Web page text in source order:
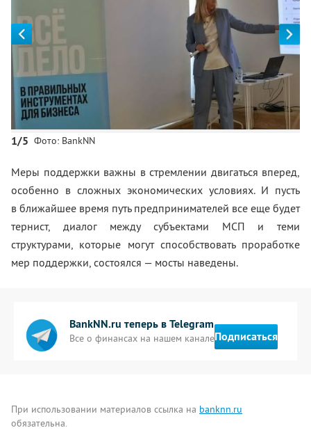
1/5 Фото: BankNN
Меры поддержки важны в стремлении двигаться вперед,
особенно в сложных экономических условиях. И пусть
в ближайшее время путь предпринимателей все еще будет
тернист, диалог между субъектами МСП и теми
структурами, которые могут способствовать проработке
мер поддержки, состоялся — мосты наведены.
BankNN.ru теперь в Telegram
Все о финансах на нашем каналеПодписаться
При использовании материалов ссылка на banknn.ru
обязательна.